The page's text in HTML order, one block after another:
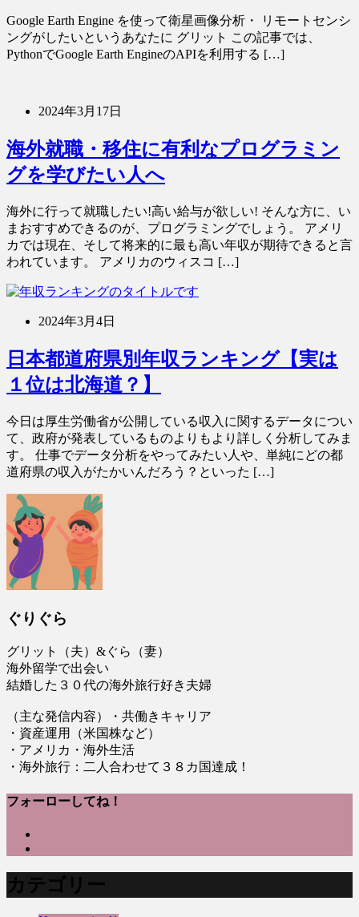
Google Earth Engine を使って衛星画像分析・ リモートセンシ
ングがしたいというあなたに グリット この記事では、
PythonでGoogle Earth EngineのAPIを利用する […]
2024年3月17日
海外就職・移住に有利なプログラミン
グを学びたい人へ
海外に行って就職したい!高い給与が欲しい! そんな方に、い
まおすすめできるのが、プログラミングでしょう。 アメリ
カでは現在、そして将来的に最も高い年収が期待できると言
われています。 アメリカのウィスコ […]
2024年3月4日
日本都道府県別年収ランキング【実は
１位は北海道？】
今日は厚生労働省が公開している収入に関するデータについ
て、政府が発表しているものよりもより詳しく分析してみま
す。 仕事でデータ分析をやってみたい人や、単純にどの都
道府県の収入がたかいんだろう？といった […]
ぐりぐら
グリット（夫）&ぐら（妻）
海外留学で出会い
結婚した３０代の海外旅行好き夫婦
（主な発信内容）・共働きキャリア
・資産運用（米国株など）
・アメリカ・海外生活
・海外旅行：二人合わせて３８カ国達成！
フォーローしてね！
カテゴリー